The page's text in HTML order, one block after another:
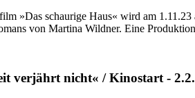
»Das schaurige Haus« wird am 1.11.23
von Martina Wildner. Eine
verjährt nicht« / Kinostart -